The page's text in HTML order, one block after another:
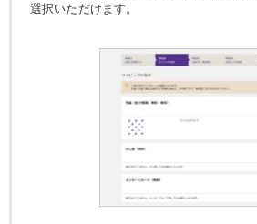
選択いただけます。